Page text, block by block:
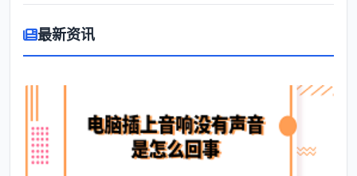
最新资讯